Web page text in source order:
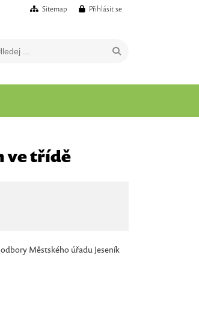
Sitemap Přihlásit se
ve třídě
Městského úřadu Jeseník